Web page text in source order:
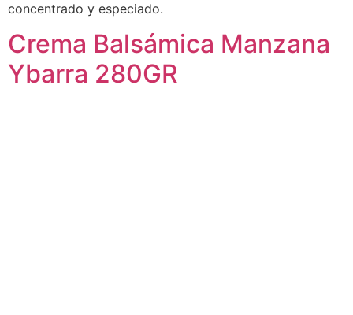
concentrado y especiado.
Crema Balsámica Manzana
Ybarra 280GR